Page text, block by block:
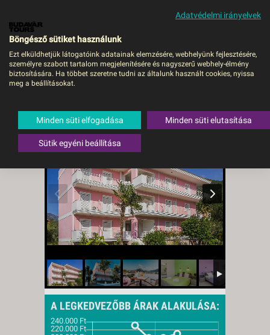
MENÜ
Dionysos apartmanház -
Görögország,Lefkada,Nydri
A LEGKEDVEZŐBB ÁRAK ALAKULÁSA:
Adatvédelmi irányelvek
Böngésző sütiket használunk
Ezt elküldhetjük látogatóink adatainak elemzésére, webhelyünk fejlesztésére,
személyre szabott tartalom megjelenítésére és nagyszerű webhely-élmény
biztosítására. Ha többet szeretne tudni az általunk használt cookies, nyissa
meg a beállításokat.
Minden süti elfogadása Minden süti elutasítása
Sütik egyéni beállítása